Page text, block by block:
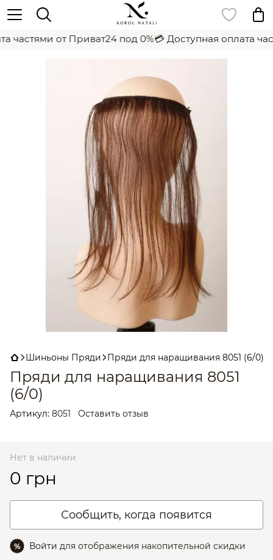
частями от Приват24 под 0%💳 Доступная оплата
Шиньоны Пряди Пряди для наращивания 8051 (6/0)
Пряди для наращивания 8051
(6/0)
Артикул: 8051 Оставить отзыв
Нет в наличии
0 грн
Сообщить, когда появится
% Войти для отображения накопительной скидки